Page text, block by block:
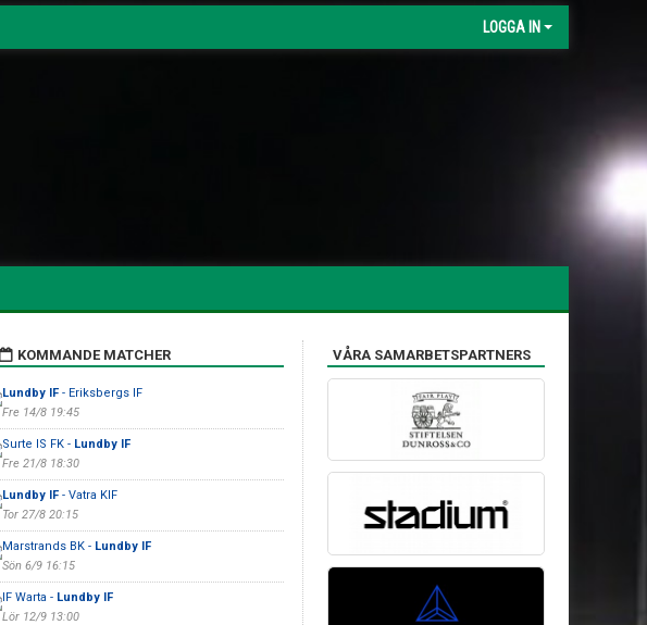
LOGGA IN
KOMMANDE MATCHER
Lundby IF- Eriksbergs IF
Fre 14/8 19:45
Surte IS FK - Lundby IF
Fre 21/8 18:30
Lundby IF- Vatra KIF
Tor 27/8 20:15
Marstrands BK - Lundby IF
Sön 6/9 16:15
IF Warta - Lundby IF
Lör 12/9 13:00
VÅRA SAMARBETSPARTNERS